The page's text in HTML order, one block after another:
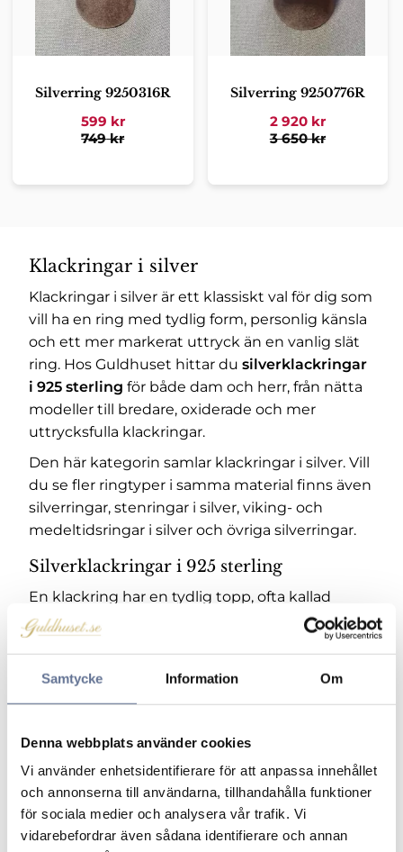
Samtycke Information Om
Denna webbplats använder cookies
Vi använder enhetsidentifierare för att anpassa innehållet
och annonserna till användarna, tillhandahålla funktioner
för sociala medier och analysera vår trafik. Vi
vidarebefordrar även sådana identifierare och annan
Silverring 9250316R
599 kr
749kr
Silverring 9250776R
2 920kr
3 650kr
Klackringar i silver
Klackringar i silver är ett klassiskt val för dig som
vill ha en ring med tydlig form, personlig känsla
och ett mer markerat uttryck än en vanlig slät
ring. Hos Guldhuset hittar du silverklackringar
i 925 sterling för både dam och herr, från nätta
modeller till bredare, oxiderade och mer
uttrycksfulla klackringar.
Den här kategorin samlar klackringar i silver. Vill
du se fler ringtyper i samma material finns även
silverringar, stenringar i silver, viking- och
medeltidsringar i silver och övriga silverringar.
Silverklackringar i 925 sterling
En klackring har en tydlig topp, ofta kallad
klack, som gör att ringen får mer karaktär än en
vanlig ringskena. Klacken kan vara slät,
beroende på modell.
klackringar eftersom materialet ger en ljus,
tydlig och lättburen känsla. Det gör att ringen
kan vara både vardaglig och personlig,
samtidigt som den plana eller markerade
klacken ger ringen ett starkare uttryck.